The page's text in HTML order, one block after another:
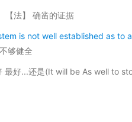
【法】 确凿的证据
is not well established as to
够健全
最好...还是(It will be As well to